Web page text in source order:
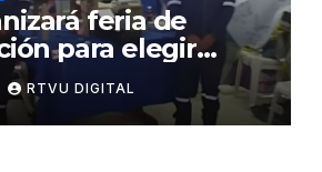
feria de
para elegir
rumbo a evento
RTVU DIGITAL